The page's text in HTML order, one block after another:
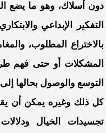
دون أسلاك، وهو ما يضع
التفكير الإبداعي
بالاختراع المطلوب،
المشكلات أو حتى فهم
التوسع والوصول بحالها
كل ذلك وغيره يمكن أن
تجسيدات الخيال